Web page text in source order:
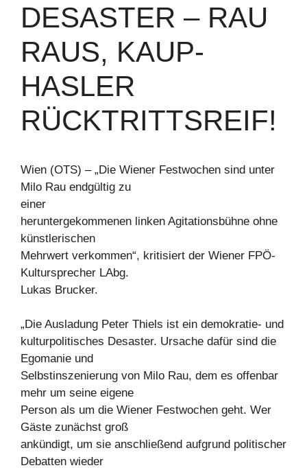
DESASTER – RAU
RAUS, KAUP-
HASLER
RÜCKTRITTSREIF!
Wien (OTS) – „Die Wiener Festwochen sind unter
Milo Rau endgültig zu
einer
heruntergekommenen linken Agitationsbühne ohne
künstlerischen
Mehrwert verkommen“, kritisiert der Wiener FPÖ-
Kultursprecher LAbg.
Lukas Brucker.
„Die Ausladung Peter Thiels ist ein demokratie- und
kulturpolitisches Desaster. Ursache dafür sind die
Egomanie und
Selbstinszenierung von Milo Rau, dem es offenbar
mehr um seine eigene
Person als um die Wiener Festwochen geht. Wer
Gäste zunächst groß
ankündigt, um sie anschließend aufgrund politischer
Debatten wieder